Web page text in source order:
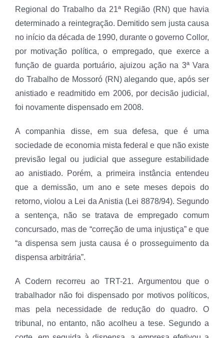
Regional do Trabalho da 21ª Região (RN) que havia
determinado a reintegração. Demitido sem justa causa
no início da década de 1990, durante o governo Collor,
por motivação política, o empregado, que exerce a
função de guarda portuário, ajuizou ação na 3ª Vara
do Trabalho de Mossoró (RN) alegando que, após ser
anistiado e readmitido em 2006, por decisão judicial,
foi novamente dispensado em 2008.
A companhia disse, em sua defesa, que é uma
sociedade de economia mista federal e que não existe
previsão legal ou judicial que assegure estabilidade
ao anistiado. Porém, a primeira instância entendeu
que a demissão, um ano e sete meses depois do
retorno, violou a Lei da Anistia (Lei 8878/94). Segundo
a sentença, não se tratava de empregado comum
concursado, mas de “correção de uma injustiça” e que
“a dispensa sem justa causa é o prosseguimento da
dispensa arbitrária”.
A Codern recorreu ao TRT-21. Argumentou que o
trabalhador não foi dispensado por motivos políticos,
mas pela necessidade de redução do quadro. O
tribunal, no entanto, não acolheu a tese. Segundo a